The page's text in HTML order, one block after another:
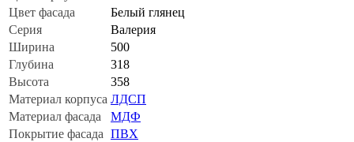
Цвет фасада
Белый глянец
Серия
Валерия
Ширина
500
Глубина
318
Высота
358
Материал корпуса ЛДСП
Материал фасада
МДФ
Покрытие фасада ПВХ